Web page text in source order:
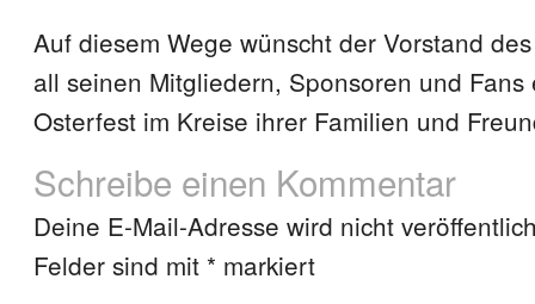
Auf diesem Wege wünscht der Vorstand
all seinen Mitgliedern, Sponsoren und Fans
Osterfest im Kreise ihrer Familien und
Schreibe einen Kommentar
Deine E-Mail-Adresse wird nicht
Felder sind mit * markiert